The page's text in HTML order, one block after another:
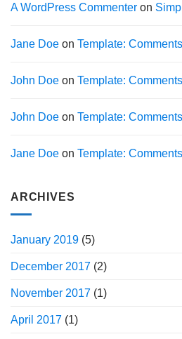
A WordPress Commenter on
Jane Doe on Template: Comments
John Doe on Template: Comments
John Doe on Template: Comments
Jane Doe on Template: Comments
ARCHIVES
January 2019 (5)
December 2017 (2)
November 2017 (1)
April 2017 (1)